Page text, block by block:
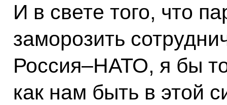
И в свете того, что
заморозить
Россия–НАТО, я бы
как нам быть в этой